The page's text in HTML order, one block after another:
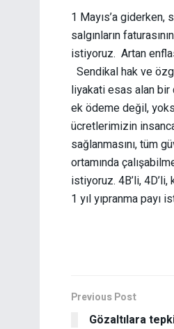
1 Mayıs’a
salgınların
istiyoruz. Artan
Sendikal hak ve
liyakati esas alan bir
ek ödeme değil,
ücretlerimizin
sağlanmasını, tüm
ortamında
istiyoruz. 4B’li,
1 yıl yıpranma payı
Previous Post
Gözaltılara